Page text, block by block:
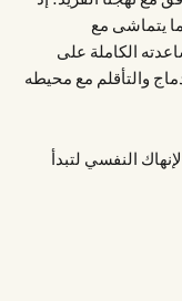
يتماشى مع
الكاملة على
والتأقلم مع محيطه
النفسي لتبدأ